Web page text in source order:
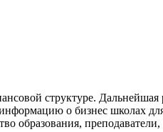
структуре. Дальнейшая
о бизнес школах
преподаватели,